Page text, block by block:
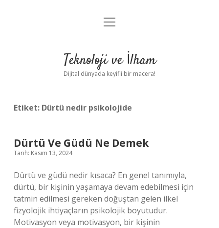
Anasayfa
Yasal Uyarı
menüyü
Teknoloji ve İlham
Dijital dünyada keyifli bir macera!
Etiket: Dürtü nedir psikolojide
Dürtü Ve Güdü Ne Demek
Tarih: Kasım 13, 2024
Dürtü ve güdü nedir kısaca? En genel tanımıyla,
dürtü, bir kişinin yaşamaya devam edebilmesi için
tatmin edilmesi gereken doğuştan gelen ilkel
fizyolojik ihtiyaçların psikolojik boyutudur.
Motivasyon veya motivasyon, bir kişinin